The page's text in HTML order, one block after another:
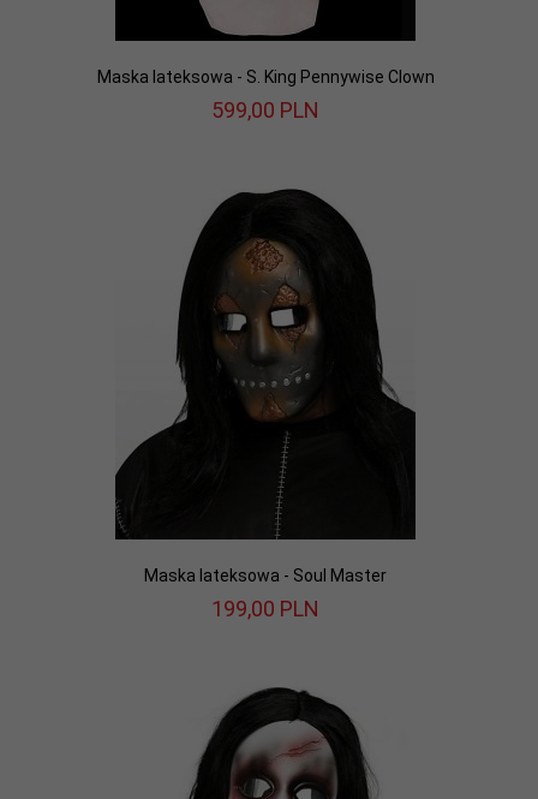
Maska lateksowa - S. King Pennywise Clown
599,00 PLN
Maska lateksowa - Soul Master
199,00 PLN